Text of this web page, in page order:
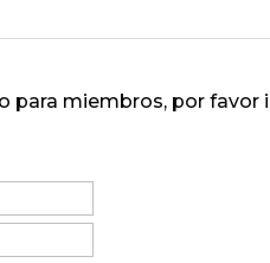
para miembros, por favor